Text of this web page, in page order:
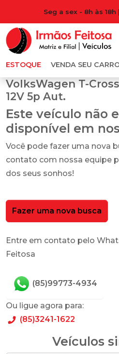
Seg a sex - 8h às 18h
ESTOQUE VENDA SEU
VolksWagen T-
12V 5p Aut.
Este veículo não
disponível em
Você pode fazer uma nova
contato com nossa equipe
dos seus sonhos!
Fazer uma nova busca
Entre em contato pelo
Feitosa
(85)99773-4934
Ou ligue agora para:
(85)3241-1622
Veículos